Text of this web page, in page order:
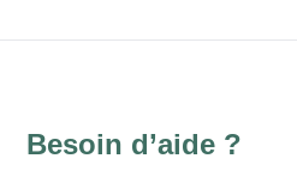
Besoin d’aide ?